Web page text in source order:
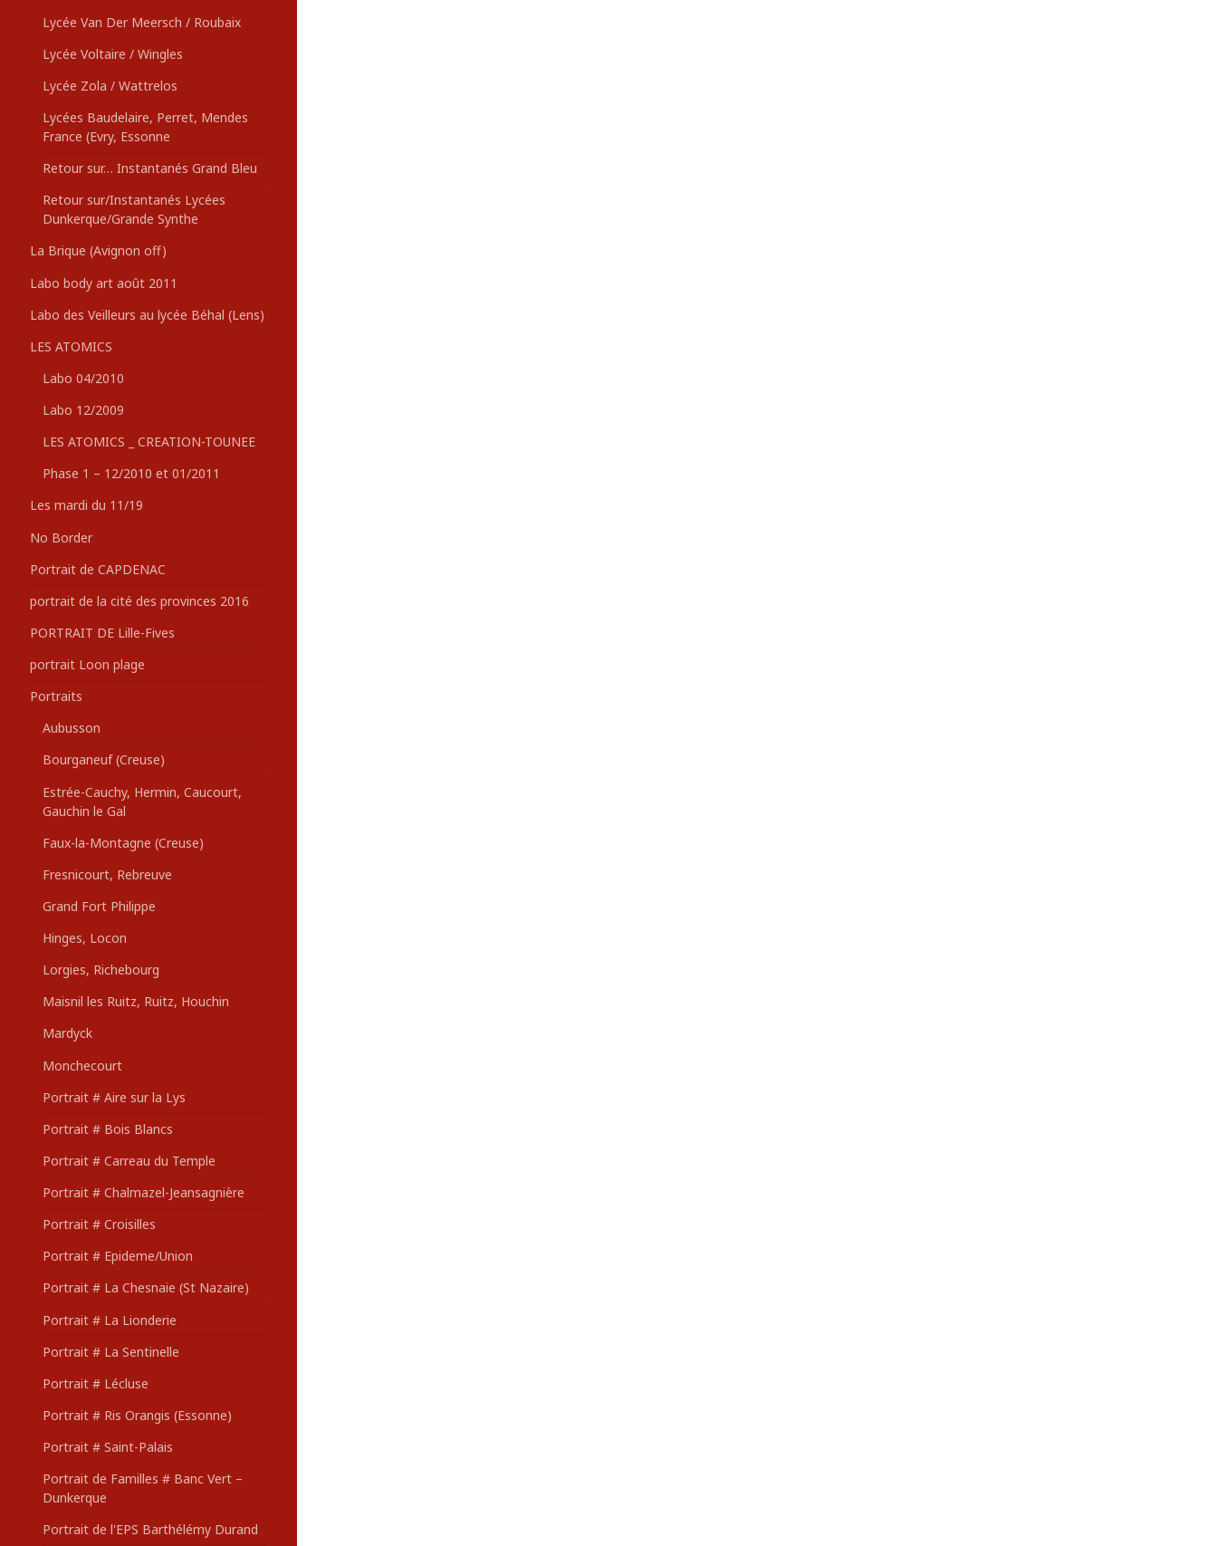
Lycée Van Der Meersch / Roubaix
Lycée Voltaire / Wingles
Lycée Zola / Wattrelos
Lycées Baudelaire, Perret, Mendes
France (Evry, Essonne
Retour sur… Instantanés Grand Bleu
Retour sur/Instantanés Lycées
Dunkerque/Grande Synthe
La Brique (Avignon off)
Labo body art août 2011
Labo des Veilleurs au lycée Béhal (Lens)
LES ATOMICS
Labo 04/2010
Labo 12/2009
LES ATOMICS _ CREATION-TOUNEE
Phase 1 – 12/2010 et 01/2011
Les mardi du 11/19
No Border
Portrait de CAPDENAC
portrait de la cité des provinces 2016
PORTRAIT DE Lille-Fives
portrait Loon plage
Portraits
Aubusson
Bourganeuf (Creuse)
Estrée-Cauchy, Hermin, Caucourt,
Gauchin le Gal
Faux-la-Montagne (Creuse)
Fresnicourt, Rebreuve
Grand Fort Philippe
Hinges, Locon
Lorgies, Richebourg
Maisnil les Ruitz, Ruitz, Houchin
Mardyck
Monchecourt
Portrait # Aire sur la Lys
Portrait # Bois Blancs
Portrait # Carreau du Temple
Portrait # Chalmazel-Jeansagnière
Portrait # Croisilles
Portrait # Epideme/Union
Portrait # La Chesnaie (St Nazaire)
Portrait # La Lionderie
Portrait # La Sentinelle
Portrait # Lécluse
Portrait # Ris Orangis (Essonne)
Portrait # Saint-Palais
Portrait de Familles # Banc Vert –
Dunkerque
Portrait de l'EPS Barthélémy Durand